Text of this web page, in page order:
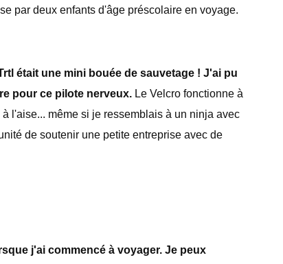
par deux enfants d'âge préscolaire en voyage.
était une mini bouée de sauvetage ! J'ai pu
pour ce pilote nerveux. Le Velcro fonctionne à
l'aise... même si je ressemblais à un ninja avec
de soutenir une petite entreprise avec de
j'ai commencé à voyager. Je peux